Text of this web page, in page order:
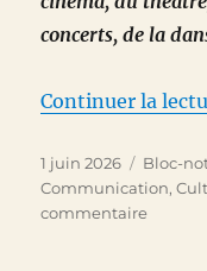
concerts, de la
Continuer la
Publié
le
1 juin 2026 Bloc-
Communication,
commentairesur